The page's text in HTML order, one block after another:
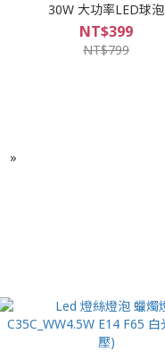
30W 大功率LED球泡
NT$399
NT$799
»